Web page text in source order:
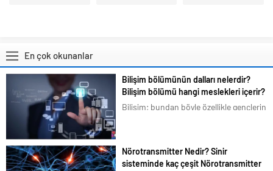
En çok okunanlar
Bilişim bölümünün dalları nelerdir?
Bilişim bölümü hangi meslekleri içerir?
Bilişim; bundan böyle özellikle gençlerin
en basit bir şeyi bile akıllı telefonlarımız
üzerindeki uygulamalardan...
Nörotransmitter Nedir? Sinir
sisteminde kaç çeşit Nörotransmitter